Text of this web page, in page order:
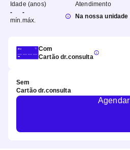
Idade (anos)
-
mín.
-
máx.
Atendimento
Na nossa unidade
Com
Cartão dr.consulta
Sem
Cartão dr.consulta
Agendar